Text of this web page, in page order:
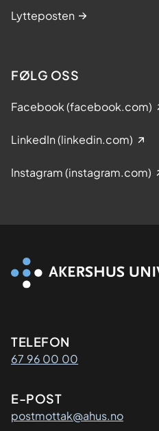
Maffulli N. In
Surgery Did Not
Status at 12
doi: 10.2106/
Lytteposten
FØLG OSS
Facebook (facebook.com)
LinkedIn (linkedin.com)
Instagram (instagram.com)
TELEFON
67 96 00 00
E-POST
postmottak@ahus.no